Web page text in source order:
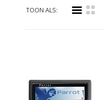
TOON ALS: i k